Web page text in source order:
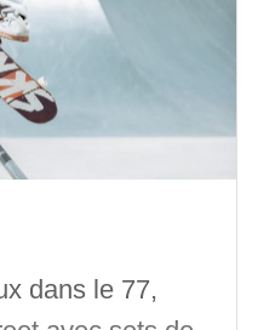
dans le 77,